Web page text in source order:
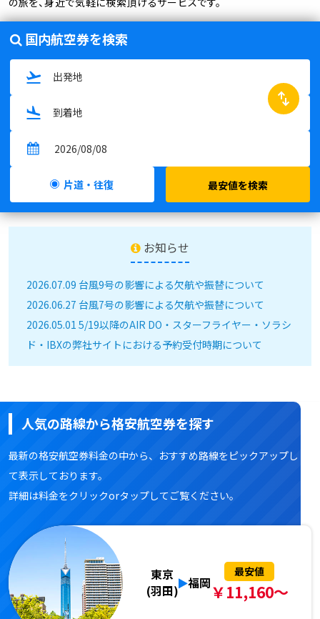
国内航空券を検索
swap_horiz
片道・往復 最安値を検索
お知らせ
2026.07.09 台風9号の影響による欠航や振替について
2026.06.27 台風7号の影響による欠航や振替について
2026.05.01 5/19以降のAIR DO・スターフライヤー・ソラシ
ド・IBXの弊社サイトにおける予約受付時期について
人気の路線から格安航空券を探す
最新の格安航空券料金の中から、おすすめ路線をピックアップし
て表示しております。
詳細は料金をクリックorタップしてご覧ください。
東京
(羽田) 福岡
最安値
￥11,160～